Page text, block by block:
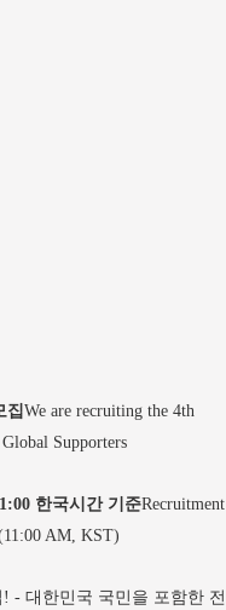
집We are recruiting the 4th
Supporters
한국시간 기준Recruitment
AM, KST)
! - 대한민국 국민을 포함한 전